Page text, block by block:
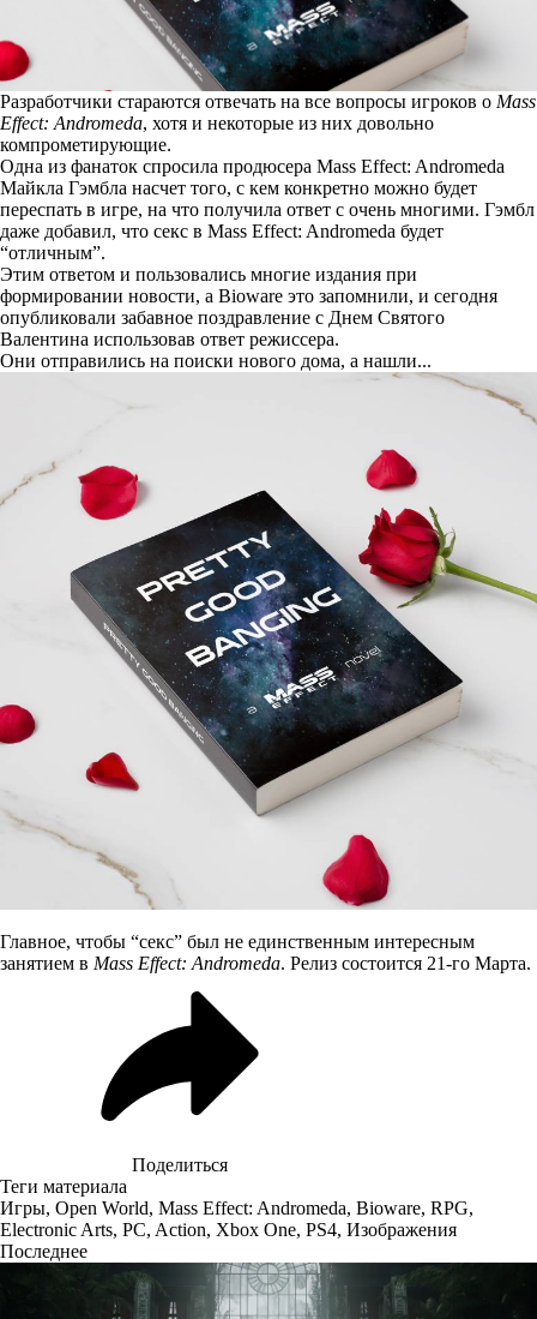
Разработчики стараются отвечать на все вопросы игроков о Mass
Effect: Andromeda, хотя и некоторые из них довольно
компрометирующие.
Одна из фанаток спросила продюсера Mass Effect: Andromeda
Майкла Гэмбла насчет того, с кем конкретно можно будет
переспать в игре, на что получила ответ с очень многими. Гэмбл
даже добавил, что секс в Mass Effect: Andromeda будет
“отличным”.
Этим ответом и пользовались многие издания при
формировании новости, а Bioware это запомнили, и сегодня
опубликовали забавное поздравление с Днем Святого
Валентина использовав ответ режиссера.
Они отправились на поиски нового дома, а нашли...
Главное, чтобы “секс” был не единственным интересным
занятием в Mass Effect: Andromeda. Релиз состоится 21-го Марта.
Поделиться
Теги материала
Игры, Open World, Mass Effect: Andromeda, Bioware, RPG,
Electronic Arts, PC, Action, Xbox One, PS4, Изображения
Последнее